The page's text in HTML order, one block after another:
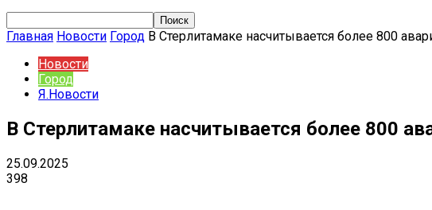
Главная Новости Город В Стерлитамаке насчитывается более 800
Новости
Город
Я.Новости
В Стерлитамаке насчитывается более 800
25.09.2025
398